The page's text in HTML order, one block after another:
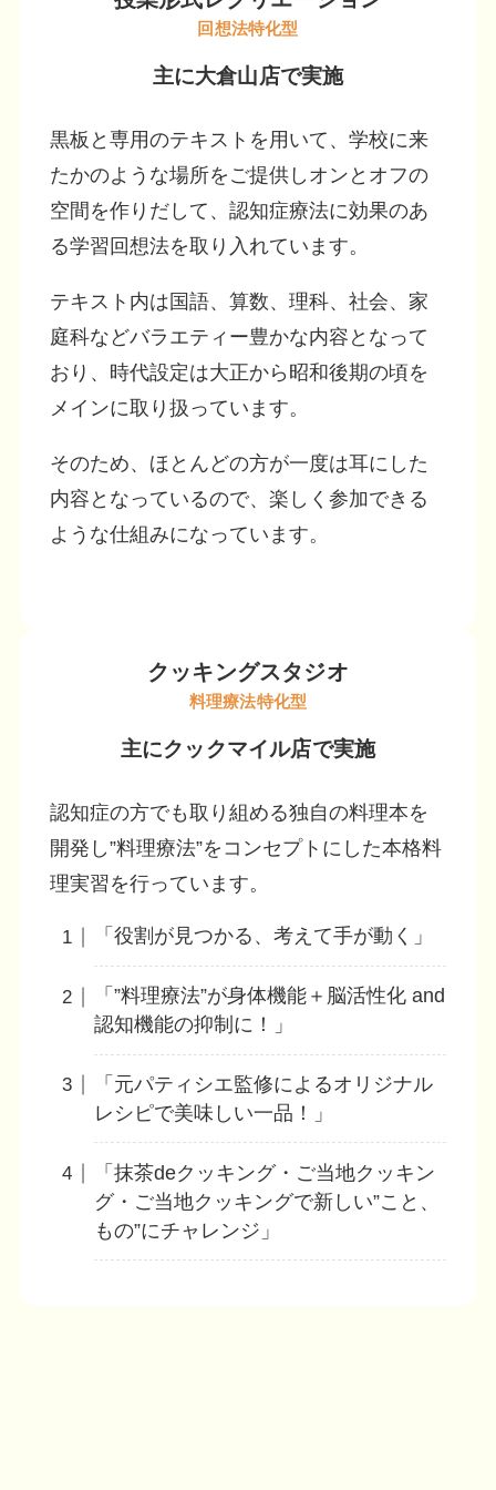
回想法特化型
主に大倉山店で実施
黒板と専用のテキストを用いて、学校に来
たかのような場所をご提供しオンとオフの
空間を作りだして、認知症療法に効果のあ
る学習回想法を取り入れています。
テキスト内は国語、算数、理科、社会、家
庭科などバラエティー豊かな内容となって
おり、時代設定は大正から昭和後期の頃を
メインに取り扱っています。
そのため、ほとんどの方が一度は耳にした
内容となっているので、楽しく参加できる
ような仕組みになっています。
クッキングスタジオ
料理療法特化型
主にクックマイル店で実施
認知症の方でも取り組める独自の料理本を
開発し”料理療法”をコンセプトにした本格料
理実習を行っています。
「役割が見つかる、考えて手が動く」
「”料理療法”が身体機能＋脳活性化 and
認知機能の抑制に！」
​「元パティシエ監修によるオリジナル
レシピで美味しい一品！」
「抹茶deクッキング・ご当地クッキン
グ・ご当地クッキングで新しい”こと、
もの”にチャレンジ」